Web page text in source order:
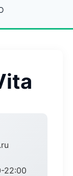
22:00